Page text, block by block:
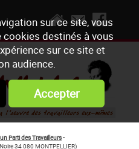
sur ce site, vous
cookies destinés à vous
sur ce site et
audience.
Accepter
Parti des Travailleurs-
34 080 MONTPELLIER)